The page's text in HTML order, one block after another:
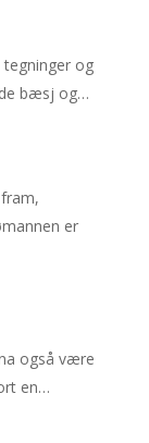
og
bæsj og…
er
også være
en…